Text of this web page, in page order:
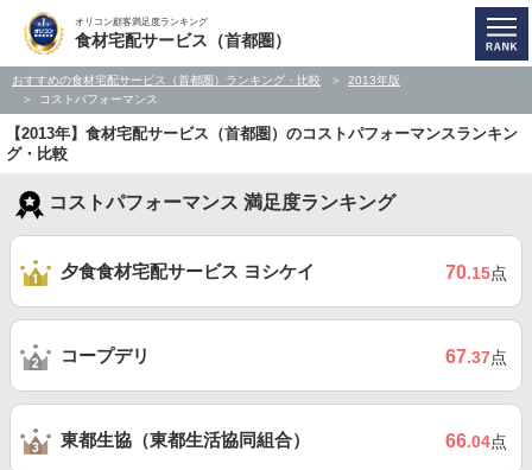
オリコン顧客満足度ランキング
食材宅配サービス（首都圏）
おすすめの食材宅配サービス（首都圏）ランキング・比較
2013年版
コストパフォーマンス
【2013年】食材宅配サービス（首都圏）のコストパフォーマンスランキン
グ・比較
コストパフォーマンス 満足度ランキング
夕食食材宅配サービス ヨシケイ 70.15点
コープデリ 67.37点
東都生協（東都生活協同組合） 66.04点